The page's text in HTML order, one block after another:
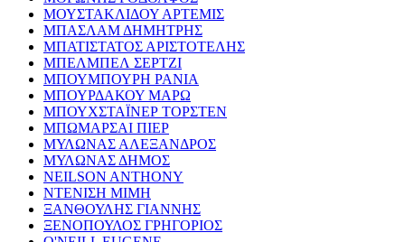
ΜΟΥΣΤΑΚΛΙΔΟΥ ΑΡΤΕΜΙΣ
ΜΠΑΣΛΑΜ ΔΗΜΗΤΡΗΣ
ΜΠΑΤΙΣΤΑΤΟΣ ΑΡΙΣΤΟΤΕΛΗΣ
ΜΠΕΛΜΠΕΛ ΣΕΡΤΖΙ
ΜΠΟΥΜΠΟΥΡΗ ΡΑΝΙΑ
ΜΠΟΥΡΔΑΚΟΥ ΜΑΡΩ
ΜΠΟΥΧΣΤΑΪΝΕΡ ΤΟΡΣΤΕΝ
ΜΠΩΜΑΡΣΑΙ ΠΙΕΡ
ΜΥΛΩΝΑΣ ΑΛΕΞΑΝΔΡΟΣ
ΜΥΛΩΝΑΣ ΔΗΜΟΣ
NEILSON ANTHONY
ΝΤΕΝΙΣΗ ΜΙΜΗ
ΞΑΝΘΟΥΛΗΣ ΓΙΑΝΝΗΣ
ΞΕΝΟΠΟΥΛΟΣ ΓΡΗΓΟΡΙΟΣ